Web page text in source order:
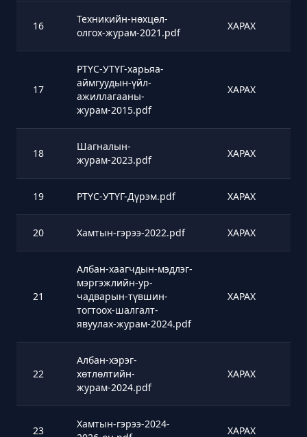
16
Техникийн-нөхцөл-
олгох-журам-2021.pdf
ХАРАХ
17
РТҮС-УТҮГ-харьяа-
аймгуудын-үйл-
ажиллагааны-
журам-2015.pdf
ХАРАХ
18
Шагналын-
журам-2023.pdf
ХАРАХ
19 РТҮС-УТҮГ-Дүрэм.pdf ХАРАХ
20 Хамтын-гэрээ-2022.pdf ХАРАХ
21
Албан-хаагчдын-мэдлэг-
мэргэжлийн-ур-
чадварын-түвшин-
тогтоох-шалгалт-
явуулах-журам-2024.pdf
ХАРАХ
22
Албан-хэрэг-
хөтлөлтийн-
журам-2024.pdf
ХАРАХ
23
Хамтын-гэрээ-2024-
ХАРАХ